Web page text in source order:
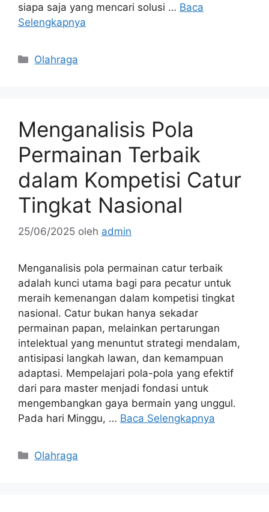
siapa saja yang mencari solusi … Baca
Selengkapnya
Kategori
Olahraga
Menganalisis Pola
Permainan Terbaik
dalam Kompetisi Catur
Tingkat Nasional
25/06/2025 oleh admin
Menganalisis pola permainan catur terbaik
adalah kunci utama bagi para pecatur untuk
meraih kemenangan dalam kompetisi tingkat
nasional. Catur bukan hanya sekadar
permainan papan, melainkan pertarungan
intelektual yang menuntut strategi mendalam,
antisipasi langkah lawan, dan kemampuan
adaptasi. Mempelajari pola-pola yang efektif
dari para master menjadi fondasi untuk
mengembangkan gaya bermain yang unggul.
Pada hari Minggu, … Baca Selengkapnya
Kategori
Olahraga